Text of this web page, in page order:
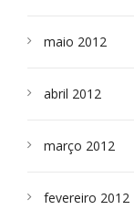
maio 2012
abril 2012
março 2012
fevereiro 2012